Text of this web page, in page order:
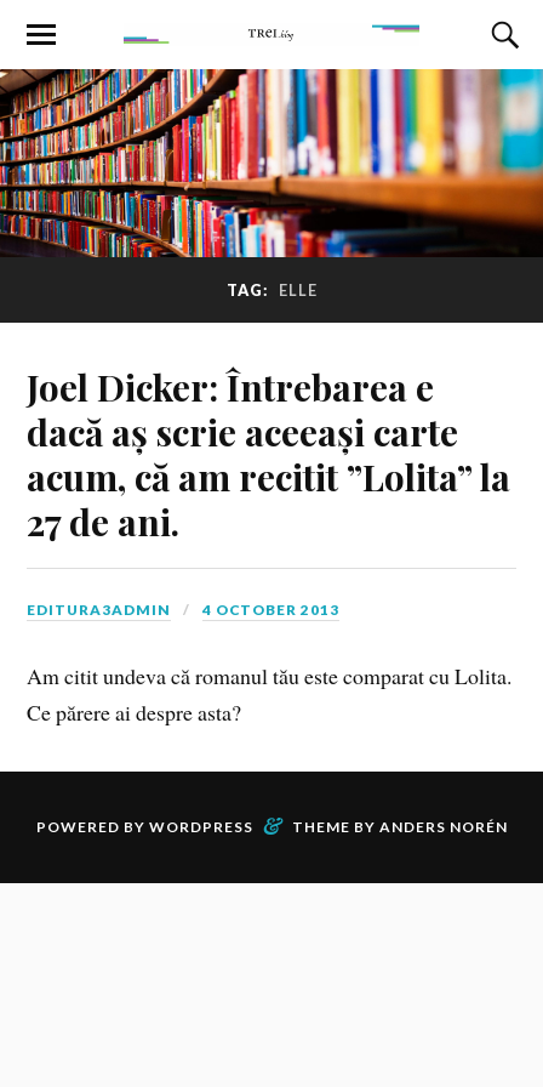
TAG: ELLE
Joel Dicker: Întrebarea e
dacă aș scrie aceeași carte
acum, că am recitit ”Lolita” la
27 de ani.
EDITURA3ADMIN 4 OCTOBER 2013
Am citit undeva că romanul tău este comparat cu Lolita.
Ce părere ai despre asta?
POWERED BY WORDPRESS & THEME BY ANDERS NORÉN